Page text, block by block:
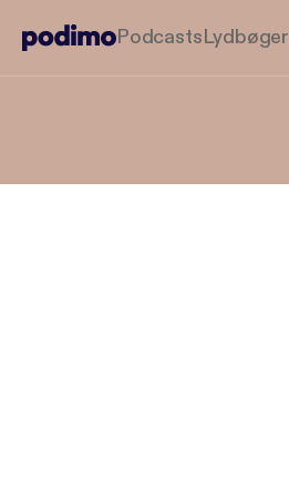
PodcastsLydbøger